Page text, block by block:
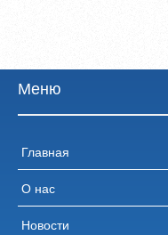
Меню
Главная
О нас
Новости